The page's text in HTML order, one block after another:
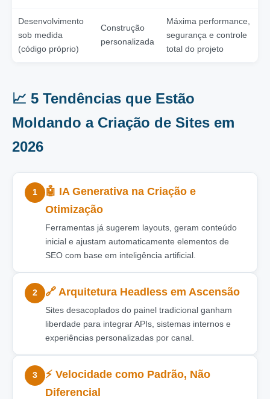
Desenvolvimento
sob medida
(código próprio)
Construção
personalizada
Máxima performance,
segurança e controle
total do projeto
📈 5 Tendências que Estão
Moldando a Criação de Sites em
2026
1
🤖 IA Generativa na Criação e
Otimização
Ferramentas já sugerem layouts, geram conteúdo
inicial e ajustam automaticamente elementos de
SEO com base em inteligência artificial.
2 🔗 Arquitetura Headless em Ascensão
Sites desacoplados do painel tradicional ganham
liberdade para integrar APIs, sistemas internos e
experiências personalizadas por canal.
3
⚡ Velocidade como Padrão, Não
Diferencial